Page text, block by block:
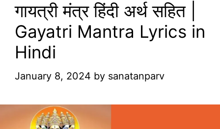
गायत्री मंत्र हिंदी अर्थ सहित |
Gayatri Mantra Lyrics in
Hindi
January 8, 2024 by sanatanparv